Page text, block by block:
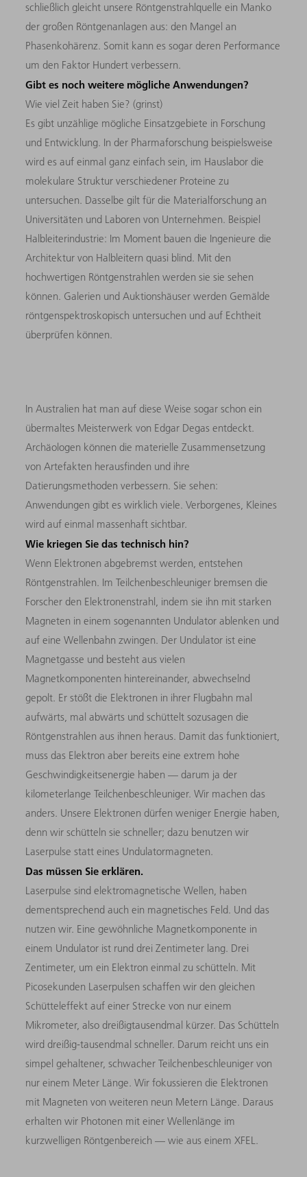
schließlich gleicht unsere Röntgenstrahlquelle ein Manko
der großen Röntgenanlagen aus: den Mangel an
Phasenkohärenz. Somit kann es sogar deren Performance
um den Faktor Hundert verbessern.
Gibt es noch weitere mögliche Anwendungen?
Wie viel Zeit haben Sie? (grinst)
Es gibt unzählige mögliche Einsatzgebiete in Forschung
und Entwicklung. In der Pharmaforschung beispielsweise
wird es auf einmal ganz einfach sein, im Hauslabor die
molekulare Struktur verschiedener Proteine zu
untersuchen. Dasselbe gilt für die Materialforschung an
Universitäten und Laboren von Unternehmen. Beispiel
Halbleiterindustrie: Im Moment bauen die Ingenieure die
Architektur von Halbleitern quasi blind. Mit den
hochwertigen Röntgenstrahlen werden sie sie sehen
können. Galerien und Auktionshäuser werden Gemälde
röntgenspektroskopisch untersuchen und auf Echtheit
überprüfen können.
In Australien hat man auf diese Weise sogar schon ein
übermaltes Meisterwerk von Edgar Degas entdeckt.
Archäologen können die materielle Zusammensetzung
von Artefakten herausfinden und ihre
Datierungsmethoden verbessern. Sie sehen:
Anwendungen gibt es wirklich viele. Verborgenes, Kleines
wird auf einmal massenhaft sichtbar.
Wie kriegen Sie das technisch hin?
Wenn Elektronen abgebremst werden, entstehen
Röntgenstrahlen. Im Teilchenbeschleuniger bremsen die
Forscher den Elektronenstrahl, indem sie ihn mit starken
Magneten in einem sogenannten Undulator ablenken und
auf eine Wellenbahn zwingen. Der Undulator ist eine
Magnetgasse und besteht aus vielen
Magnetkomponenten hintereinander, abwechselnd
gepolt. Er stößt die Elektronen in ihrer Flugbahn mal
aufwärts, mal abwärts und schüttelt sozusagen die
Röntgenstrahlen aus ihnen heraus. Damit das funktioniert,
muss das Elektron aber bereits eine extrem hohe
Geschwindigkeitsenergie haben — darum ja der
kilometerlange Teilchenbeschleuniger. Wir machen das
anders. Unsere Elektronen dürfen weniger Energie haben,
denn wir schütteln sie schneller; dazu benutzen wir
Laserpulse statt eines Undulatormagneten.
Das müssen Sie erklären.
Laserpulse sind elektromagnetische Wellen, haben
dementsprechend auch ein magnetisches Feld. Und das
nutzen wir. Eine gewöhnliche Magnetkomponente in
einem Undulator ist rund drei Zentimeter lang. Drei
Zentimeter, um ein Elektron einmal zu schütteln. Mit
Picosekunden Laserpulsen schaffen wir den gleichen
Schütteleffekt auf einer Strecke von nur einem
Mikrometer, also dreißigtausendmal kürzer. Das Schütteln
wird dreißig-tausendmal schneller. Darum reicht uns ein
simpel gehaltener, schwacher Teilchenbeschleuniger von
nur einem Meter Länge. Wir fokussieren die Elektronen
mit Magneten von weiteren neun Metern Länge. Daraus
erhalten wir Photonen mit einer Wellenlänge im
kurzwelligen Röntgenbereich — wie aus einem XFEL.